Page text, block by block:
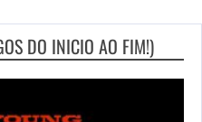
DO INICIO AO FIM!)